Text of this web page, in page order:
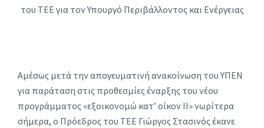
του ΤΕΕ για τον Υπουργό Περιβάλλοντος και Ενέργειας
Αμέσως μετά την απογευματινή ανακοίνωση του ΥΠΕΝ
για παράταση στις προθεσμίες έναρξης του νέου
προγράμματος «εξοικονομώ κατ’ οίκον ΙΙ» νωρίτερα
σήμερα, ο Πρόεδρος του ΤΕΕ Γιώργος Στασινός έκανε